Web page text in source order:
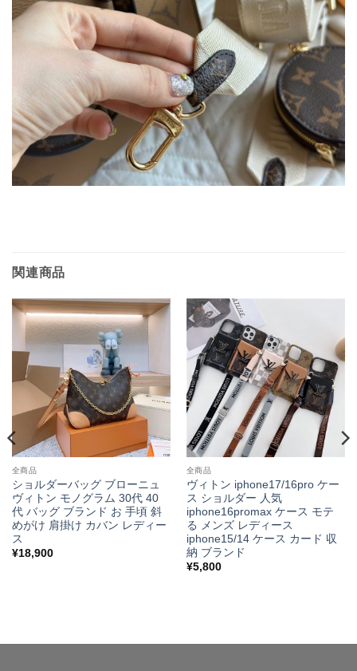
関連商品
全商品
ショルダーバッグ ブローニュ
ヴィトン モノグラム 30代 40
代 バッグ ブランド お 手頃 斜
めがけ 肩掛け カバン レディー
ス
¥18,900
全商品
ヴィトン iphone17/16pro ケー
ス ショルダー 人気
iphone16promax ケース モテ
る メンズ レディース
iphone15/14 ケース カード 収
納 ブランド
¥5,800